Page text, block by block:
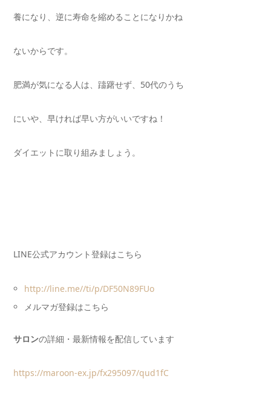
養になり、逆に寿命を縮めることになりかね
ないからです。
肥満が気になる人は、躊躇せず、 50代のうち
にいや、早ければ早い方がいいですね！
ダイエットに取り組みましょう。
LINE公式アカウント登録はこちら
http://line.me//ti/p/DF50N89FUo
メルマガ登録はこちら
サロンの詳細・最新情報を配信しています
https://maroon-ex.jp/fx295097/qud1fC